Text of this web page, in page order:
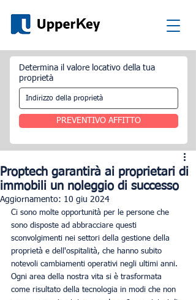
Determina il valore locativo della tua
proprietà
PREVENTIVO AFFITTO
Proptech garantirà ai proprietari di
immobili un noleggio di successo
Aggiornamento: 10 giu 2024
Ci sono molte opportunità per le persone che
sono disposte ad abbracciare questi
sconvolgimenti nei settori della gestione della
proprietà e dell'ospitalità, che hanno subito
notevoli cambiamenti operativi negli ultimi anni.
Ogni area della nostra vita si è trasformata
come risultato della tecnologia in modi che non